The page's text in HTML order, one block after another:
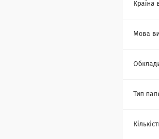
Країна
Мова
Тип